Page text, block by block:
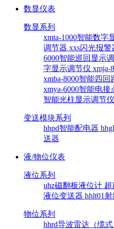
数显仪表
数显系列
xmta-1000智能数字
调节器 xxs闪光报警
6000智能巡回显示
字显示调节仪 xmja-
xmba-8000智能四
xmya-6000智能电
智能光柱显示调节仪
变送模块系列
hhpd智能配电器
送器
液/物位仪表
液位系列
uhz磁翻板液位计 超
液位变送器 hhlt01
物位系列
hhrd导波雷达（缆式